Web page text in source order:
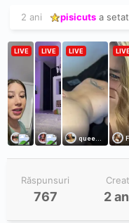
2 ani pisicuts a
Răspunsuri
767
Creat
2